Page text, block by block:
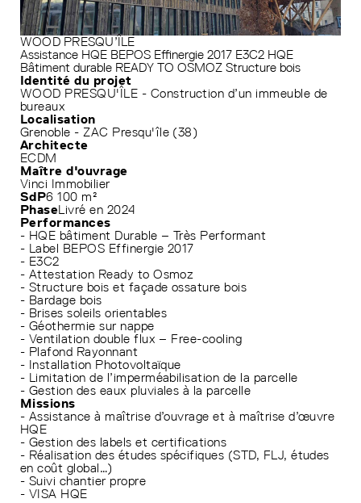
WOOD PRESQU’ÎLE
Assistance HQE BEPOS Effinergie 2017 E3C2 HQE
Bâtiment durable READY TO OSMOZ Structure bois
Identité du projet
WOOD PRESQU'ÎLE - Construction d’un immeuble de
bureaux
Localisation
Grenoble - ZAC Presqu'île (38)
Architecte
ECDM
Maître d'ouvrage
Vinci Immobilier
SdP6 100 m²
PhaseLivré en 2024
Performances
- HQE bâtiment Durable – Très Performant
- Label BEPOS Effinergie 2017
- E3C2
- Attestation Ready to Osmoz
- Structure bois et façade ossature bois
- Bardage bois
- Brises soleils orientables
- Géothermie sur nappe
- Ventilation double flux – Free-cooling
- Plafond Rayonnant
- Installation Photovoltaïque
- Limitation de l’imperméabilisation de la parcelle
- Gestion des eaux pluviales à la parcelle
Missions
- Assistance à maîtrise d’ouvrage et à maîtrise d’œuvre
HQE
- Gestion des labels et certifications
- Réalisation des études spécifiques (STD, FLJ, études
en coût global…)
- Suivi chantier propre
- VISA HQE